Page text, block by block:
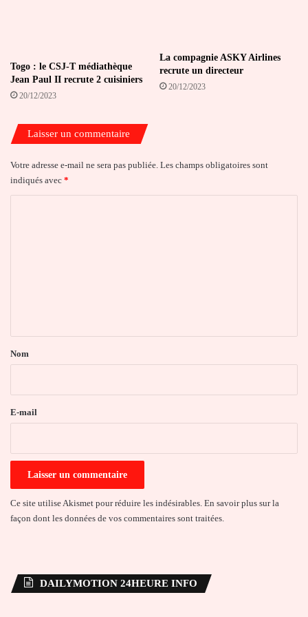
Togo : le CSJ-T médiathèque
Jean Paul II recrute 2 cuisiniers
20/12/2023
La compagnie ASKY Airlines
recrute un directeur
20/12/2023
Laisser un commentaire
Votre adresse e-mail ne sera pas publiée. Les champs obligatoires sont
indiqués avec *
a
e
Nom
E-mail
Ce site utilise Akismet pour réduire les indésirables. En savoir plus sur la
façon dont les données de vos commentaires sont traitées
DAILYMOTION 24HEURE INFO